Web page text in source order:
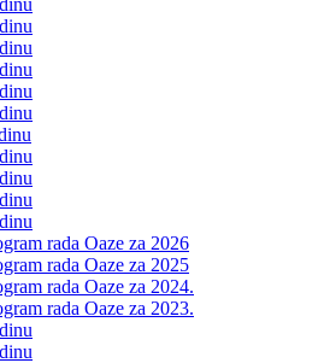
rada Oaze za 2026
rada Oaze za 2025
rada Oaze za 2024.
rada Oaze za 2023.